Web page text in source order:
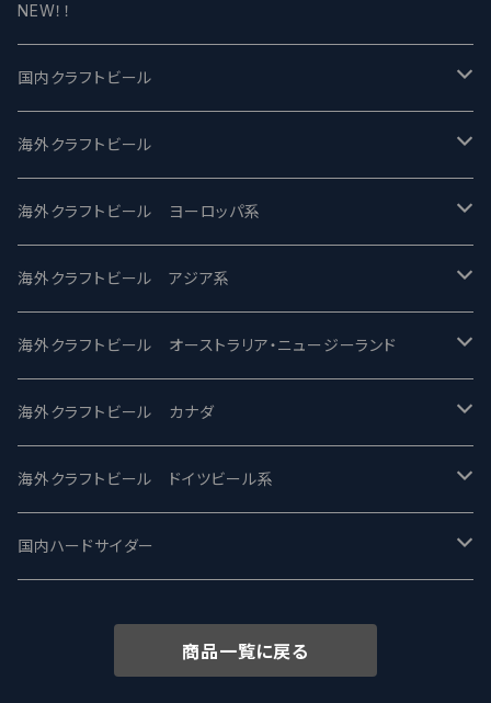
NEW！！
国内クラフトビール
UCHU BREWING -うちゅうブルーイング
バテレ -VERTERE
2nd Story Ale Works -セカンドストーリー
ビアへるん - Beer Hearn
忽布古丹醸造 - HOP KOTAN
ワイマーケットブルーイング Y.Market Brewing
志賀高原ビール - SIGAKOGEN
箕面ビール - MINOH BEER
海外クラフトビール
Modern Times モダンタイムズ
Maui マウイ
Toppling Goliath トップリンゴライアス
Fair State フェアステイト
Lagunitas ラグニタス
FirestoneWalker ファイアストーン
Mikkeller ミッケラー
海外クラフトビール ヨーロッパ系
UnBarred -アンバード
SAIREN /サイレン
ワイルドチャイルド - Wilde Child
BrewDog Brewery - ブリュードッグ
The Flying Inn / ザ フライイング イン
Lambiek Fabriek - ファブリーク
海外クラフトビール アジア系
gweilo-鬼佬 グウァイロ
Heart Of Darkness - ハートオブダークネス
Carbon brews -カーボン
TAIHU - タイフー
Behemoth - ベヒーモス
海外クラフトビール オーストラリア・ニュージーランド
ROCKY RIDGE - ロッキーリッジ
BODRIGGY BREWING ボッドリッジー
CO-CONSPIRATORS コ・コンスピレーターズ
Deep Creek Brewing Co.
海外クラフトビール カナダ
Jackie O's ジャッキーオーズ
Westbrook ウェストブルック
Strathcona ストラスコナ
海外クラフトビール ドイツビール系
Karmeliten カーメリテン
Früh フリュー
国内ハードサイダー
商品一覧に戻る